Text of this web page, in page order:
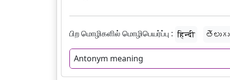
பிற மொழிகளில் மொழிபெயர்ப்பு : हिन्दी తెలుగు
Antonym meaning